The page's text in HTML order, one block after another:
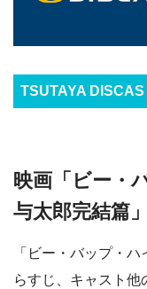
TSUTAYA
映画「ビー・
与太郎完結篇
「ビー・バップ・
らすじ、キャスト他